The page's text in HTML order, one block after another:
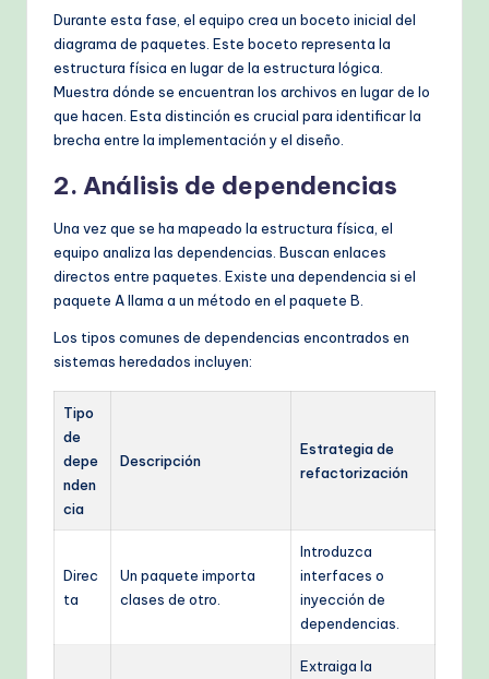
Durante esta fase, el equipo crea un boceto inicial del
diagrama de paquetes. Este boceto representa la
estructura física en lugar de la estructura lógica.
Muestra dónde se encuentran los archivos en lugar de lo
que hacen. Esta distinción es crucial para identificar la
brecha entre la implementación y el diseño.
2. Análisis de dependencias
Una vez que se ha mapeado la estructura física, el
equipo analiza las dependencias. Buscan enlaces
directos entre paquetes. Existe una dependencia si el
paquete A llama a un método en el paquete B.
Los tipos comunes de dependencias encontrados en
sistemas heredados incluyen:
Tipo
de
depe
nden
cia
Descripción
Estrategia de
refactorización
Direc
ta
Un paquete importa
clases de otro.
Introduzca
interfaces o
inyección de
dependencias.
Extraiga la